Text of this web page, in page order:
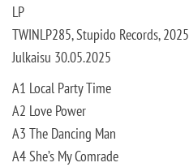
LP
TWINLP285, Stupido Records, 2025
Julkaisu 30.05.2025
A1 Local Party Time
A2 Love Power
A3 The Dancing Man
A4 She’s My Comrade